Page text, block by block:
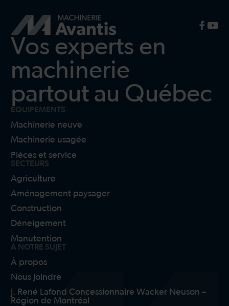
Vos experts en
machinerie
partout au Québec
ÉQUIPEMENTS
Machinerie neuve
Machinerie usagée
Pièces et service
SECTEURS
Agriculture
Aménagement paysager
Construction
Déneigement
Manutention
À NOTRE SUJET
À propos
Nous joindre
J. René Lafond Concessionnaire Wacker Neuson –
Région de Montréal